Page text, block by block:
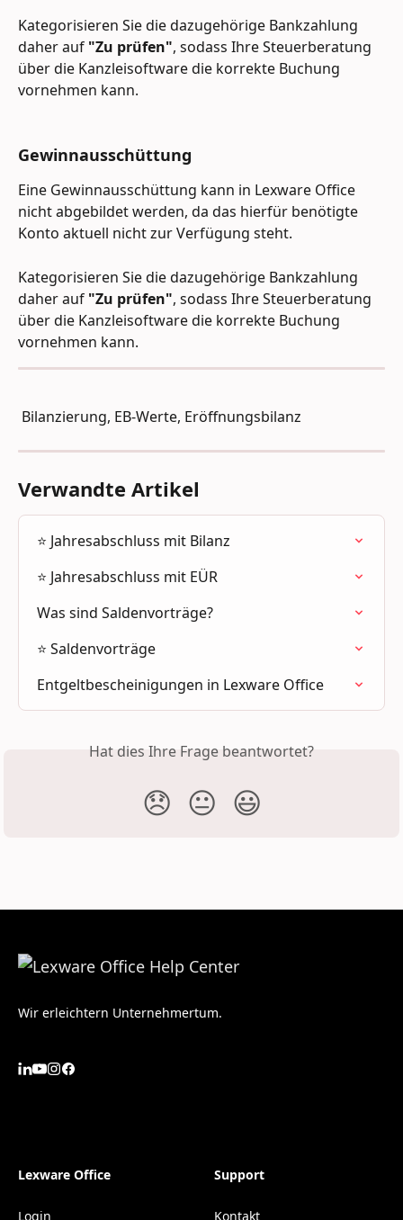
Kategorisieren Sie die dazugehörige Bankzahlung
daher auf "Zu prüfen", sodass Ihre Steuerberatung
über die Kanzleisoftware die korrekte Buchung
vornehmen kann.
Gewinnausschüttung
Eine Gewinnausschüttung kann in Lexware Office
nicht abgebildet werden, da das hierfür benötigte
Konto aktuell nicht zur Verfügung steht.
Kategorisieren Sie die dazugehörige Bankzahlung
daher auf "Zu prüfen", sodass Ihre Steuerberatung
über die Kanzleisoftware die korrekte Buchung
vornehmen kann.
Bilanzierung, EB-Werte, Eröffnungsbilanz
Verwandte Artikel
⭐ Jahresabschluss mit Bilanz
⭐ Jahresabschluss mit EÜR
Was sind Saldenvorträge?
⭐ Saldenvorträge
Entgeltbescheinigungen in Lexware Office
Hat dies Ihre Frage beantwortet?
😞 😐 😃
Wir erleichtern Unternehmertum.
Lexware Office
Login
Support
Kontakt